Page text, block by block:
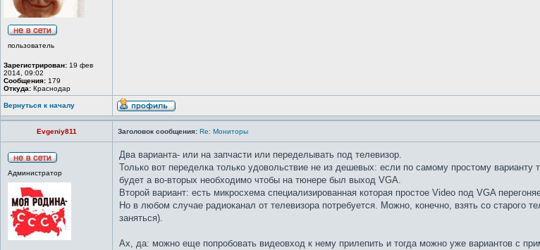
пользователь
Зарегистрирован: 19 фев
2014, 09:02
Сообщения: 179
Откуда: Краснодар
Вернуться к началу
Evgeniy811 Заголовок сообщения: Re: Мониторы
Администратор
Два варианта- или на запчасти или переделывать под телевизор.
Только вот переделка только удовольствие не из дешевых: если по самому простому
будет а во-вторых необходимо чтобы на тюнере был выход VGA.
Второй вариант: есть микросхема специализированная которая простое Video под VGA
Но в любом случае радиоканал от телевизора потребуется. Можно, конечно, взять со старого
заняться).
Ах, да: можно еще попробовать видеовход к нему прилепить и тогда можно уже вариантов с